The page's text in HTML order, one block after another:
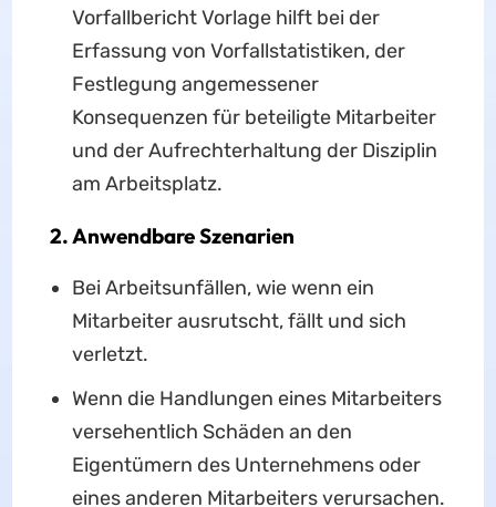
Vorfallbericht Vorlage hilft bei der
Erfassung von Vorfallstatistiken, der
Festlegung angemessener
Konsequenzen für beteiligte Mitarbeiter
und der Aufrechterhaltung der Disziplin
am Arbeitsplatz.
2. Anwendbare Szenarien
Bei Arbeitsunfällen, wie wenn ein
Mitarbeiter ausrutscht, fällt und sich
verletzt.
Wenn die Handlungen eines Mitarbeiters
versehentlich Schäden an den
Eigentümern des Unternehmens oder
eines anderen Mitarbeiters verursachen.